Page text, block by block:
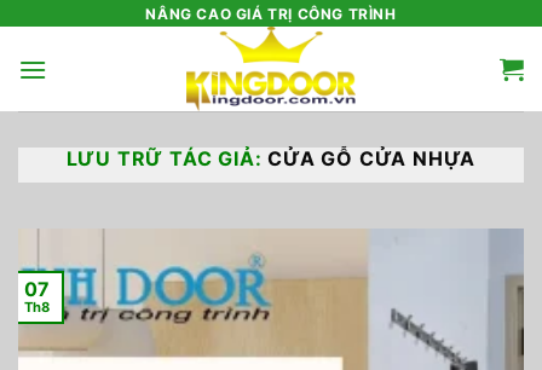
nội
NÂNG CAO GIÁ TRỊ CÔNG TRÌNH
LƯU TRỮ TÁC GIẢ:CỬA GỖ CỬA NHỰA
07
Th8